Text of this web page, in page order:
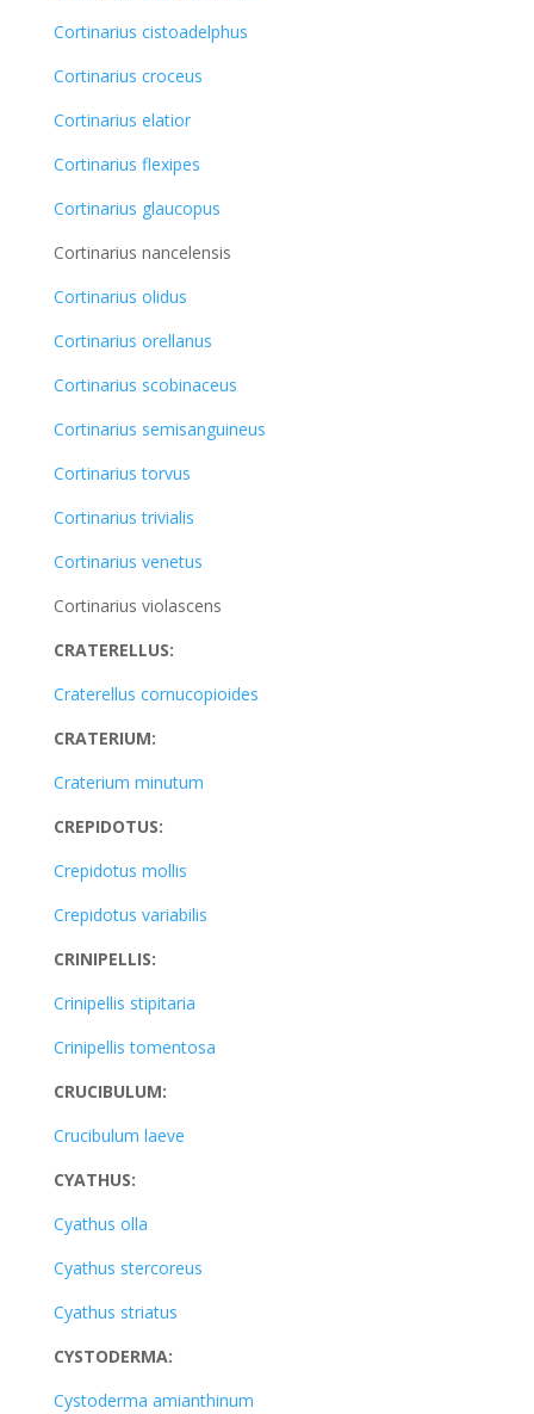
Cortinarius cistoadelphus
Cortinarius croceus
Cortinarius elatior
Cortinarius flexipes
Cortinarius glaucopus
Cortinarius nancelensis
Cortinarius olidus
Cortinarius orellanus
Cortinarius scobinaceus
Cortinarius semisanguineus
Cortinarius torvus
Cortinarius trivialis
Cortinarius venetus
Cortinarius violascens
CRATERELLUS:
Craterellus cornucopioides
CRATERIUM:
Craterium minutum
CREPIDOTUS:
Crepidotus mollis
Crepidotus variabilis
CRINIPELLIS:
Crinipellis stipitaria
Crinipellis tomentosa
CRUCIBULUM:
Crucibulum laeve
CYATHUS:
Cyathus olla
Cyathus stercoreus
Cyathus striatus
CYSTODERMA:
Cystoderma amianthinum